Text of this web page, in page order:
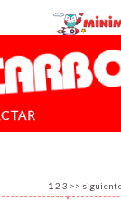
1 2 3 >>